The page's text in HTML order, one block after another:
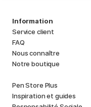
Information
Service client
FAQ
Nous connaître
Notre boutique
Pen Store Plus
Inspiration et guides